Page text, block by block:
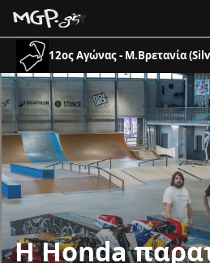
12ος Αγώνας - Μ.Βρετανία
Η Honda